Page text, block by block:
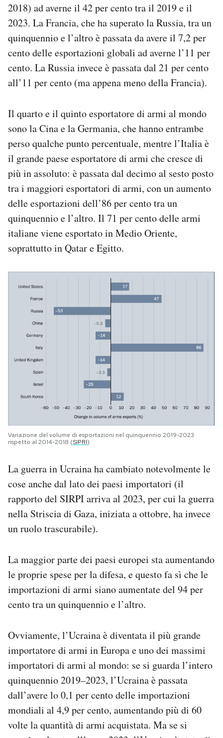
2018) ad averne il 42 per cento tra il 2019 e il
2023. La Francia, che ha superato la Russia, tra un
quinquennio e l’altro è passata da avere il 7,2 per
cento delle esportazioni globali ad averne l’11 per
cento. La Russia invece è passata dal 21 per cento
all’11 per cento (ma appena meno della Francia).
Il quarto e il quinto esportatore di armi al mondo
sono la Cina e la Germania, che hanno entrambe
perso qualche punto percentuale, mentre l’Italia è
il grande paese esportatore di armi che cresce di
più in assoluto: è passata dal decimo al sesto posto
tra i maggiori esportatori di armi, con un aumento
delle esportazioni dell’86 per cento tra un
quinquennio e l’altro. Il 71 per cento delle armi
italiane viene esportato in Medio Oriente,
soprattutto in Qatar e Egitto.
Variazione del volume di esportazioni nel quinquennio 2019-2023
rispetto al 2014-2018 (SIPRI)
La guerra in Ucraina ha cambiato notevolmente le
cose anche dal lato dei paesi importatori (il
rapporto del SIRPI arriva al 2023, per cui la guerra
nella Striscia di Gaza, iniziata a ottobre, ha invece
un ruolo trascurabile).
La maggior parte dei paesi europei sta aumentando
le proprie spese per la difesa, e questo fa sì che le
importazioni di armi siano aumentate del 94 per
cento tra un quinquennio e l’altro.
Ovviamente, l’Ucraina è diventata il più grande
importatore di armi in Europa e uno dei massimi
importatori di armi al mondo: se si guarda l’intero
quinquennio 2019–2023, l’Ucraina è passata
dall’avere lo 0,1 per cento delle importazioni
mondiali al 4,9 per cento, aumentando più di 60
volte la quantità di armi acquistata. Ma se si